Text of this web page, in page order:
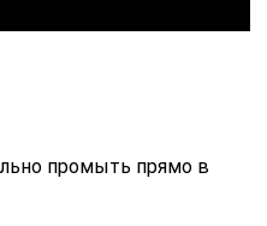
промыть прямо в